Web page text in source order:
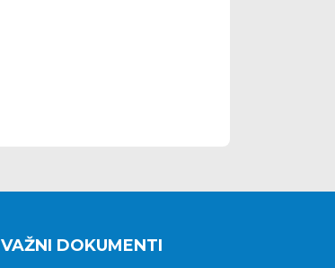
VAŽNI DOKUMENTI